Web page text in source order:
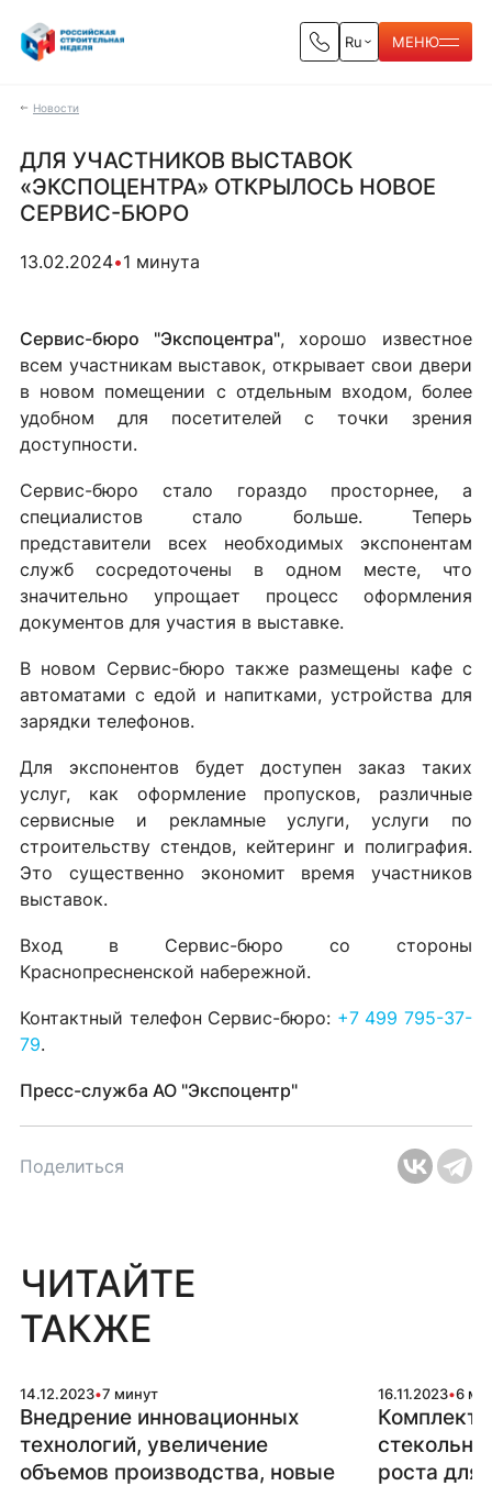
Ru МЕНЮ
Новости
ДЛЯ УЧАСТНИКОВ ВЫСТАВОК
«ЭКСПОЦЕНТРА» ОТКРЫЛОСЬ НОВОЕ
СЕРВИС-БЮРО
13.02.2024•1 минута
Сервис-бюро "Экспоцентра", хорошо известное
всем участникам выставок, открывает свои двери
в новом помещении с отдельным входом, более
удобном для посетителей с точки зрения
доступности.
Сервис-бюро стало гораздо просторнее, а
специалистов стало больше. Теперь
представители всех необходимых экспонентам
служб сосредоточены в одном месте, что
значительно упрощает процесс оформления
документов для участия в выставке.
В новом Сервис-бюро также размещены кафе с
автоматами с едой и напитками, устройства для
зарядки телефонов.
Для экспонентов будет доступен заказ таких
услуг, как оформление пропусков, различные
сервисные и рекламные услуги, услуги по
строительству стендов, кейтеринг и полиграфия.
Это существенно экономит время участников
выставок.
Вход в Сервис-бюро со стороны
Краснопресненской набережной.
Контактный телефон Сервис-бюро: +7 499 795-37-
79.
Пресс-служба АО "Экспоцентр"
Поделиться
ЧИТАЙТЕ
ТАКЖЕ
14.12.2023•7 минут
Внедрение инновационных
технологий, увеличение
объемов производства, новые
16.11.2023•6
роста для